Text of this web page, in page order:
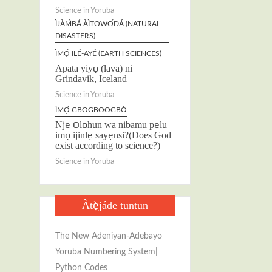
Science in Yoruba
ÌJÀM̀BÁ ÀÌTỌWỌ́DÁ (NATURAL
DISASTERS)
ÌMỌ̀ ILÉ-AYÉ (EARTH SCIENCES)
Apata yiyọ (lava) ni
Grindavik, Iceland
Science in Yoruba
ÌMỌ̀ GBOGBOOGBÒ
Njẹ Ọlọhun wa nibamu pẹlu
imọ ijinlẹ sayẹnsi?(Does God
exist according to science?)
Science in Yoruba
Àtẹ̀jáde tuntun
The New Adeniyan-Adebayo
Yoruba Numbering System|
Python Codes